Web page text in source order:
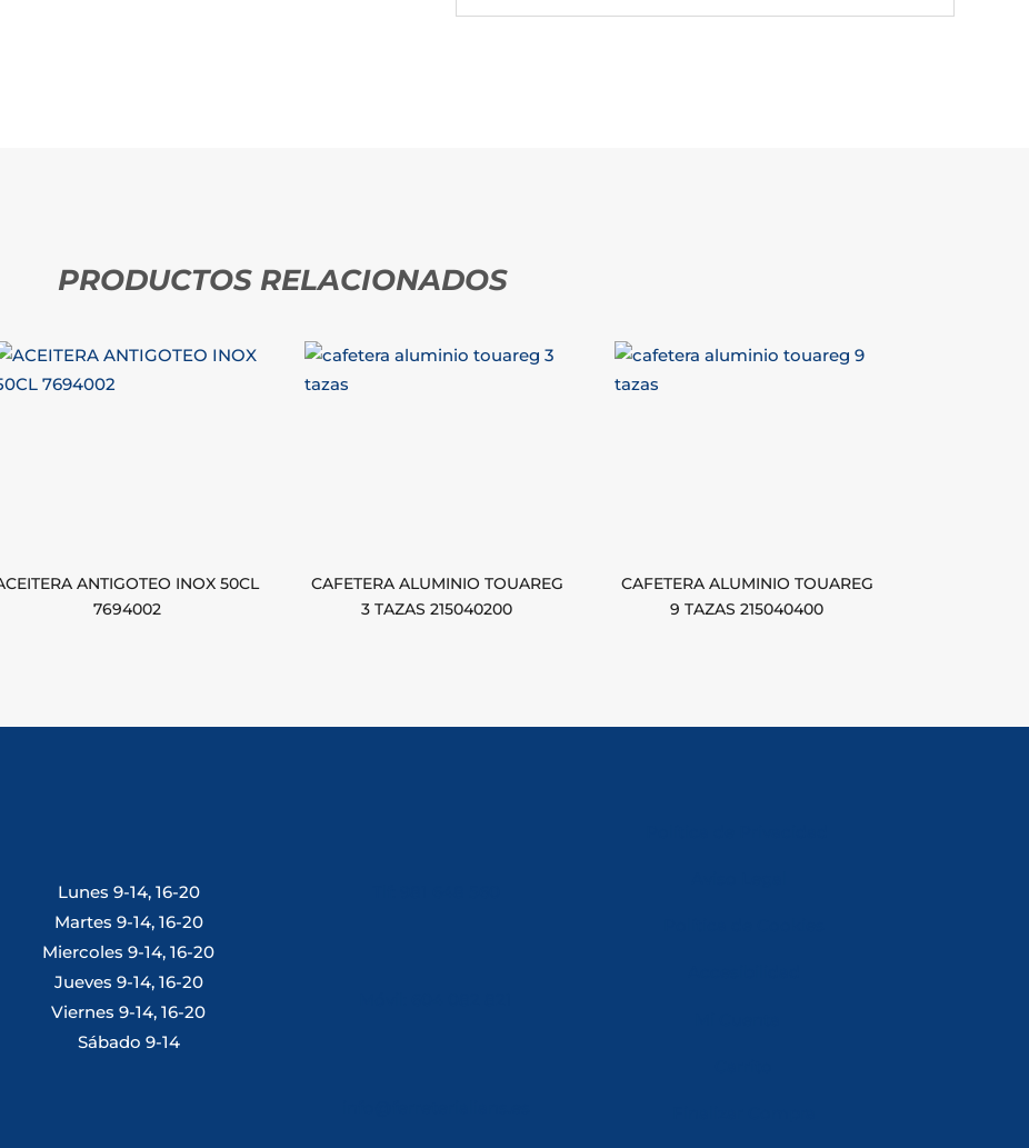
PRODUCTOS RELACIONADOS
ANTIGOTEO INOX 50CL
7694002
CAFETERA ALUMINIO TOUAREG
3 TAZAS 215040200
CAFETERA ALUMINIO TOUAREG
9 TAZAS 215040400
Lunes 9-14, 16-20
Martes 9-14, 16-20
Miercoles 9-14, 16-20
Jueves 9-14, 16-20
Viernes 9-14, 16-20
Sábado 9-14